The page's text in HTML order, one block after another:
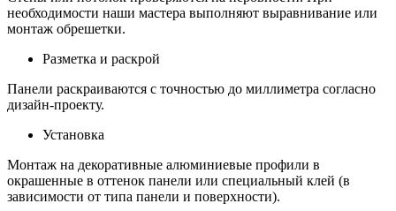
необходимости наши мастера выполняют выравнивание или
монтаж обрешетки.
Разметка и раскрой
Панели раскраиваются с точностью до миллиметра согласно
дизайн-проекту.
Установка
Монтаж на декоративные алюминиевые профили в
окрашенные в оттенок панели или специальный клей (в
зависимости от типа панели и поверхности).